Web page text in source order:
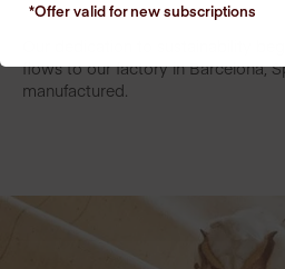
flows to our factory in Barcelona,
manufactured.
*Offer valid for newsubscriptions